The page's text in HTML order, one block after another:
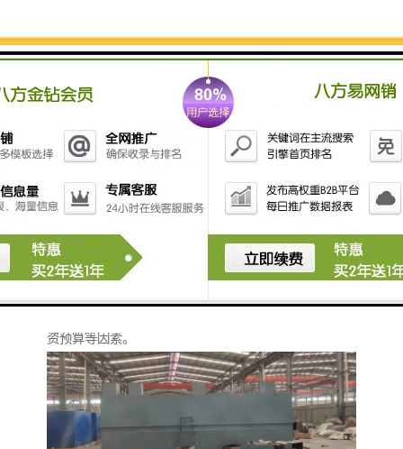
使悬浮物聚集，沉降去除。
害物质。
- **膜过滤**：使用超滤、纳滤或反渗透等膜技术对处
- **消毒设备**：如UV消毒器或氯化设备，用于去除
残存的病菌，确保出水水质安全。
通过组合这些设备，可以构建一个的瓦楞板污水处理系
统，达到或地方的排放标准，减少对环境的影响。在选
择具体设备时，应考虑污水的水质特征、处理规模及投
资预算等因素。